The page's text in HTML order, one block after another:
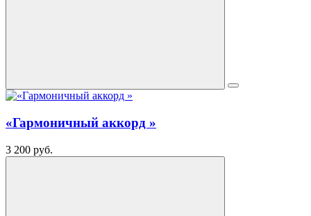
«Гармоничный аккорд »
3 200 руб.